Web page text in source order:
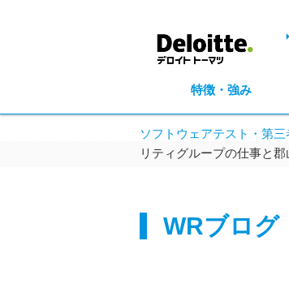
特徴・強み
ソフトウェアテスト・第
リティグループの仕事と
WRブログ